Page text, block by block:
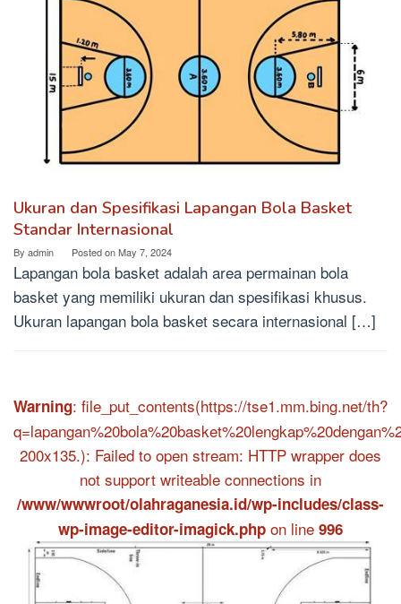
Ukuran dan Spesifikasi Lapangan Bola Basket
Standar Internasional
By admin Posted onMay 7, 2024
Lapangan bola basket adalah area permainan bola
basket yang memiliki ukuran dan spesifikasi khusus.
Ukuran lapangan bola basket secara internasional […]
Warning: file_put_contents(https://tse1.mm.bing.net/th?
200x135.): Failed to open stream: HTTP wrapper does
not support writeable connections in
/www/wwwroot/olahraganesia.id/wp-includes/class-
wp-image-editor-imagick.php on line 996